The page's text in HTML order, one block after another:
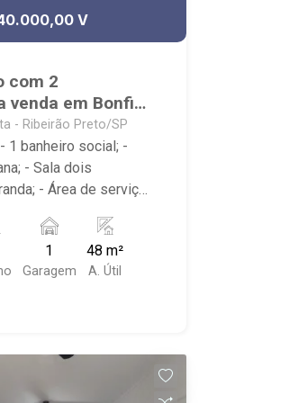
V
com 2
venda em Bonfim
- Ribeirão Preto/SP
banheiro social; -
dois
e Salão de Festas; -
FullStore, Bola na
Batex,
1
Garagem
48 m²
A. Útil